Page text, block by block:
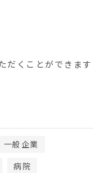
だくことができます
一般企業
病院